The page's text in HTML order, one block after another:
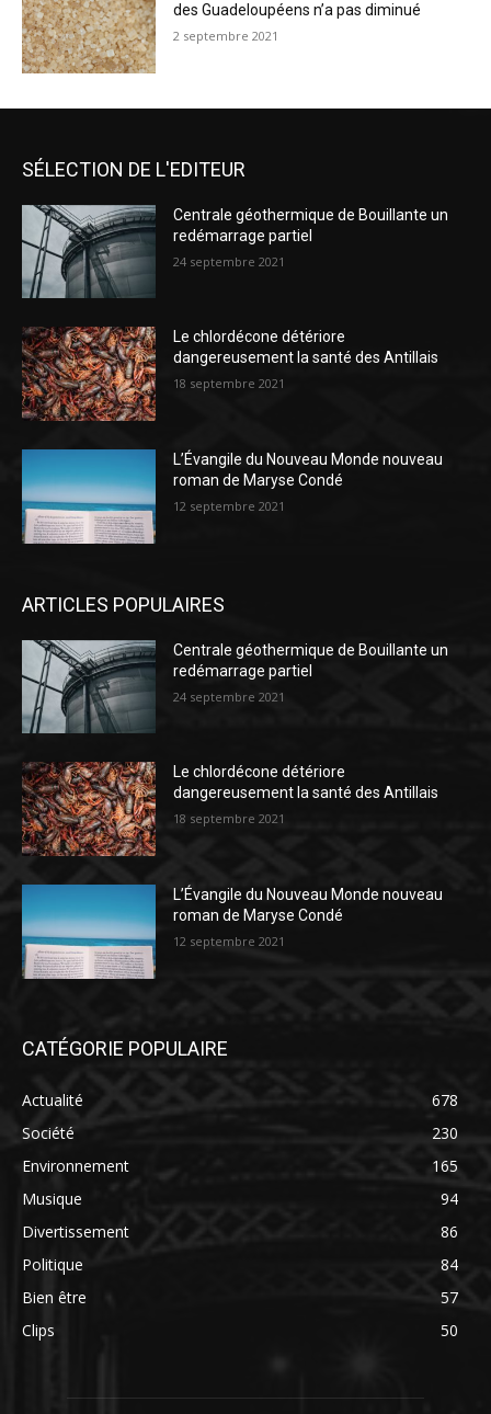
des Guadeloupéens n’a pas diminué
2 septembre 2021
SÉLECTION DE L'EDITEUR
Centrale géothermique de Bouillante un
redémarrage partiel
24 septembre 2021
Le chlordécone détériore
dangereusement la santé des Antillais
18 septembre 2021
L’Évangile du Nouveau Monde nouveau
roman de Maryse Condé
12 septembre 2021
ARTICLES POPULAIRES
Centrale géothermique de Bouillante un
redémarrage partiel
24 septembre 2021
Le chlordécone détériore
dangereusement la santé des Antillais
18 septembre 2021
L’Évangile du Nouveau Monde nouveau
roman de Maryse Condé
12 septembre 2021
CATÉGORIE POPULAIRE
Actualité
678
Société
230
Environnement
165
Musique
94
Divertissement
86
Politique
84
Bien être
57
Clips
50